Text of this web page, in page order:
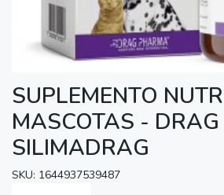
SUPLEMENTO
MASCOTAS -
SILIMADRAG
SKU: 1644937539487